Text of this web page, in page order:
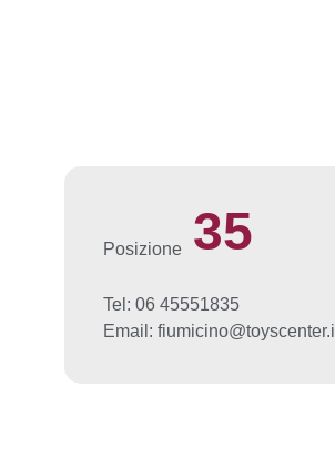
Posizione 35
Tel: 06 45551835
Email: